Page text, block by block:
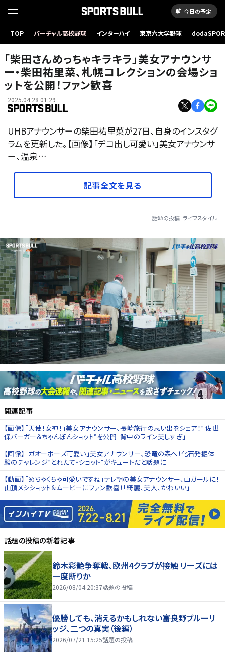
今日の予定
TOP バーチャル高校野球 インターハイ 東京六大学野球
「柴田さんめっちゃキラキラ」美女アナウンサ
ー・柴田祐里菜、札幌コレクションの会場ショ
ットを公開！ファン歓喜
2025.04.28 01:29
UHBアナウンサーの柴田祐里菜が27日、自身のインスタグ
ラムを更新した。【画像】「デコ出し可愛い」美女アナウンサ
ー、温泉…
記事全文を見る
話題の投稿 ライフスタイル
関連記事
【画像】「天使！女神！」美女アナウンサー、長崎旅行の思い出をシェア！” 佐世
保バーガー＆ちゃんぽんショット”を公開「背中のライン美しすぎ」
【画像】「ガオーポーズ可愛い」美女アナウンサー、恐竜の森へ！化石発掘体
験のチャレンジ”とれたて・ショット”がキュートだと話題に
【動画】「めちゃくちゃ可愛いですね」テレ朝の美女アナウンサー、山ガールに！
山頂メシショット＆ムービーにファン歓喜！「綺麗、美人、かわいい」
話題の投稿の新着記事
鈴木彩艶争奪戦、欧州4クラブが接触 リーズには
一度断りか
2026/08/04 20:37話題の投稿
優勝しても、消えるかもしれない――富良野ブルーリ
ッジ、二つの真実（後編）
2026/07/21 15:25話題の投稿